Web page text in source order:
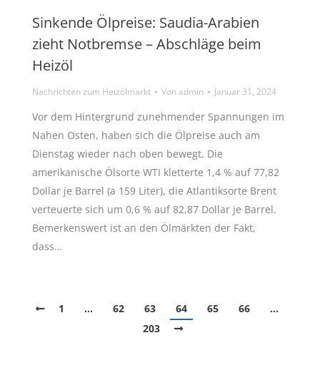
Sinkende Ölpreise: Saudia-Arabien
zieht Notbremse – Abschläge beim
Heizöl
Nachrichten zum Heizölmarkt Vonadmin Januar 31, 2024
Vor dem Hintergrund zunehmender Spannungen im
Nahen Osten, haben sich die Ölpreise auch am
Dienstag wieder nach oben bewegt. Die
amerikanische Ölsorte WTI kletterte 1,4 % auf 77,82
Dollar je Barrel (a 159 Liter), die Atlantiksorte Brent
verteuerte sich um 0,6 % auf 82,87 Dollar je Barrel.
Bemerkenswert ist an den Ölmärkten der Fakt,
dass…
1 … 62 63 64 65 66
…
203